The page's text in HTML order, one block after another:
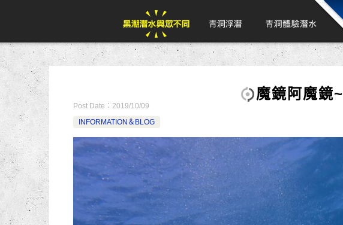
魔鏡阿魔鏡~
Post Date： 2019/10/09
INFORMATION＆BLOG